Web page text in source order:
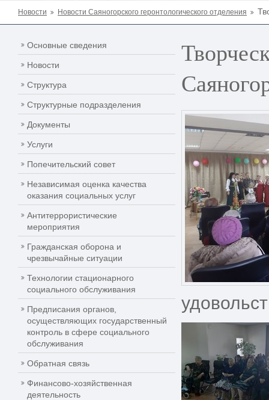
Новости Новости Саяногорского геронтологического отделения
Основные сведения
Новости
Структура
Структурные подразделения
Документы
Услуги
Попечительский совет
Независимая оценка качества
оказания социальных услуг
Антитеррористические
мероприятия
Гражданская оборона и
чрезвычайные ситуации
Технологии стационарного
социального обслуживания
Предписания органов,
осуществляющих государственный
контроль в сфере социального
обслуживания
Обратная связь
Финансово-хозяйственная
деятельность